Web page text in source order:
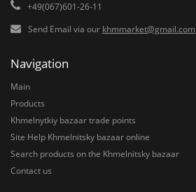
+49(067)601-26-11
Send Email via our khmmarket@gmail.com
Navigation
Main
Products
Khmelnytkiy bazaar trade points
Site Help Khmelnitsky bazaar online
Search products on the Khmelnitsky bazaar
Contact us